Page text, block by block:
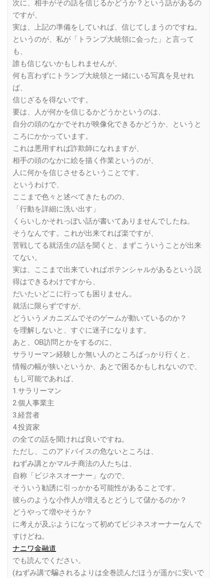
次に、相手がその話を信じるかどうか？という話があるの
ですが、
実は、上記の準備をしていれば、信じてしまうのですね。
というのが、私が「トランプ大統領に会った」と言って
も、
誰も信じないかもしれませんが、
何も言わずにトランプ大統領と一緒にいる写真を見せれ
ば、
信じざるを得ないです。
要は、人が何かを信じるかどうかというのは、
自分の頭のなかでそれが映像化できるかどうか、というと
ころにかかっています。
これは悪用すれば詐欺師になれますが、
相手の頭のなかに絵を描く作業というのが、
人に何かを信じさせるということです。
というわけで、
ここまで色々と述べてきたものの、
「行動を詳細に洗い出す」
くらいしかそれっぽい話が書いてありませんでしたね。
そうなんです。これが出来てれば楽ですが、
苦戦してる就活生の話を聞くと、まずこういうことが出来
てない。
実は、ここまで出来ていればポテンシャルがあるという説
得はできるわけですから、
だいたいどこに行っても困りません。
就活に限らずですが、
どういうメカニズムでそのゲームが動いているのか？
を理解しないと、すぐに迷子になります。
あと、OB訪問とかをするのに、
サラリーマン経験しか無い人のところばっかり行くと、
情報の幅が狭いというか、あとで困るかもしれないので、
もし可能であれば、
1.サラリーマン
2.個人事業主
3.経営者
4.投資家
の全ての話を聞ければ良いですね。
ただし、このアドバイスの危ないところは、
ねずみ講とかマルチ商法の人たちは、
自称「ビジネスオーナー」なので、
そういう勧誘に引っかかる可能性があることです。
彼らのような小作人が増えるとどうして儲かるのか？
どうやって増やそうか？
に考えが及ぶようになって初めてビジネスオーナーなんで
すけどね。
ナニワ金融道
でも読んでください。
(ねずみ講で騙されるよりは全巻読んだほうが遥かに安いで